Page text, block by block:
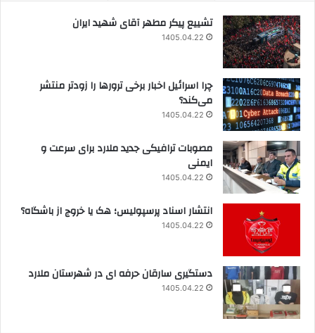
تشییع پیکر مطهر آقای شهید ایران
1405.04.22
چرا اسرائیل اخبار برخی ترورها را زودتر منتشر
می‌کند؟
1405.04.22
مصوبات ترافیکی جدید ملارد برای سرعت و
ایمنی
1405.04.22
انتشار اسناد پرسپولیس؛ هک یا خروج از باشگاه؟
1405.04.22
دستگیری سارقان حرفه ای در شهرستان ملارد
1405.04.22